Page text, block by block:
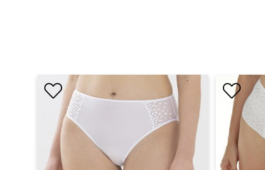
Marie Jo Solene String - Luxestring (Pamplemousse)
Marie Jo
30% korting